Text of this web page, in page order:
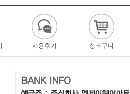
사용후기 장바구니